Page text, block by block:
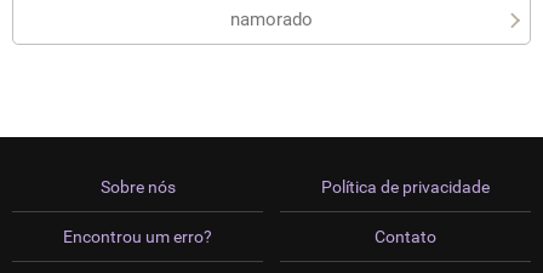
namorado
Sobre nós
Encontrou um erro?
Política de privacidade
Contato